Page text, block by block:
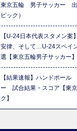
東京五輪 男子サッカー 出
ピック）
【U-24日本代表スタメン案
安律、そして…U-24スペイ
選【東京五輪男子サッカー】
【結果速報】ハンドボー
ー 試合結果・スコア【東
ク】